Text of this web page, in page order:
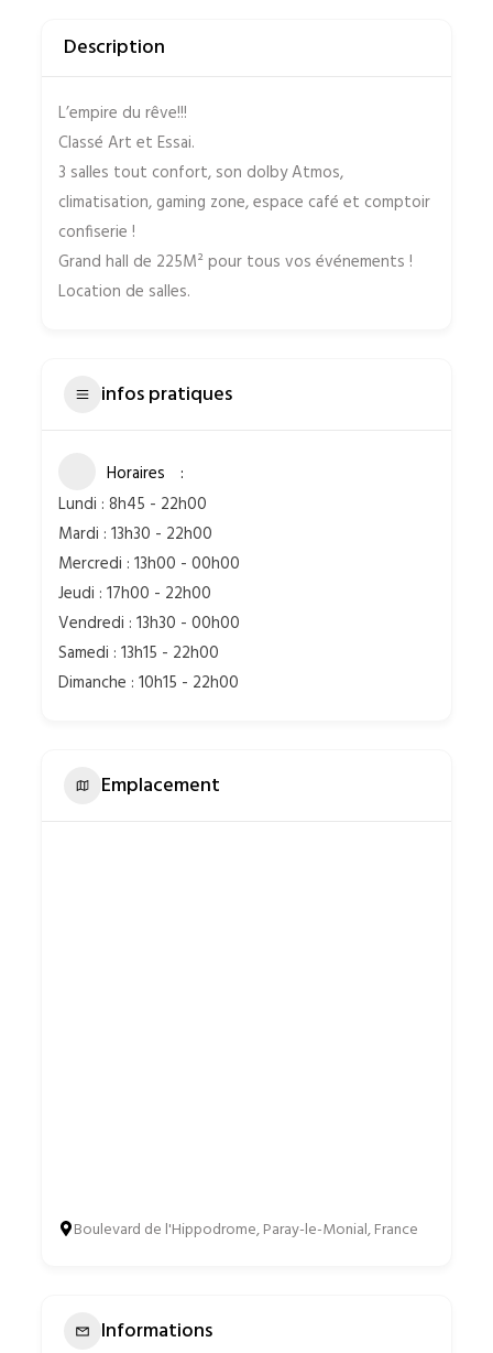
Description
L’empire du rêve!!!
Classé Art et Essai.
3 salles tout confort, son dolby Atmos,
climatisation, gaming zone, espace café et comptoir
confiserie !
Grand hall de 225M² pour tous vos événements !
Location de salles.
infos pratiques
Horaires
Lundi : 8h45 - 22h00
Mardi : 13h30 - 22h00
Mercredi : 13h00 - 00h00
Jeudi : 17h00 - 22h00
Vendredi : 13h30 - 00h00
Samedi : 13h15 - 22h00
Dimanche : 10h15 - 22h00
Emplacement
Boulevard de l'Hippodrome, Paray-le-Monial, France
Informations